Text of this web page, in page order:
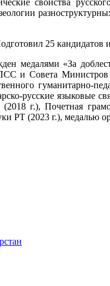
25 кандидатов
медалями «За
и Совета
гуманитарно-
русские языковые
(2018 г.), Почетная
РТ (2023 г.), медалью